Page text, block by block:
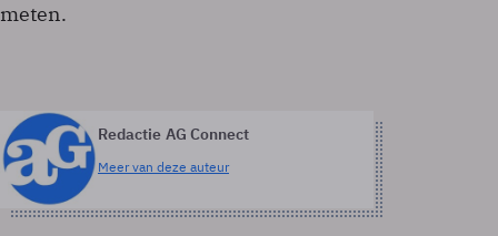
meten.
Redactie AG Connect
Meer van deze auteur